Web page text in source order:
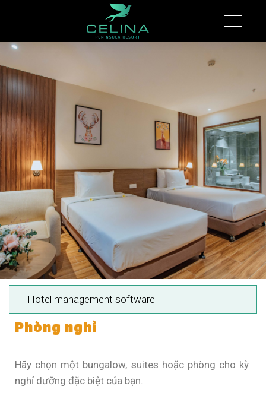
Hotel management software
Phòng nghỉ
Hãy chọn một bungalow, suites hoặc phòng cho kỳ
nghỉ dưỡng đặc biệt của bạn.